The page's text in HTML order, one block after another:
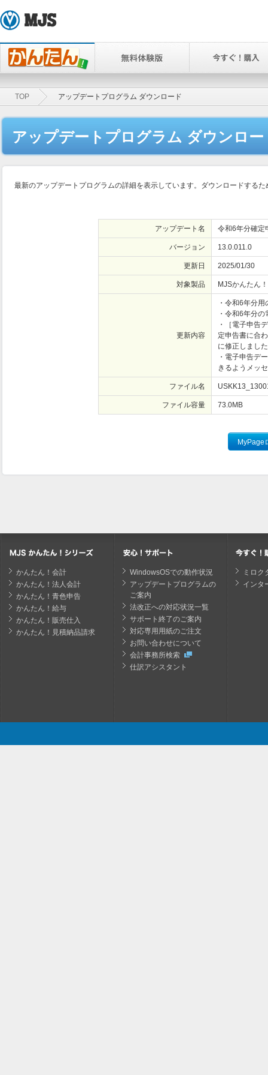
TOP アップデートプログラム ダウンロード
アップデートプログラム ダウンロー
最新のアップデートプログラムの詳細を表示しています。ダウンロードする
アップデート名 令和6年分確定
バージョン 13.0.011.0
更新日 2025/01/30
対象製品 MJSかんたん
更新内容
・令和6年分
・令和6年分
・［電子申告
定申告書に合
に修正しまし
・電子申告デ
きるようメッ
ファイル名
ファイル容量 73.0MB
かんたん！会計
かんたん！法人会計
かんたん！青色申告
かんたん！給与
かんたん！販売仕入
かんたん！見積納品請求
WindowsOSでの動作状況
アップデートプログラムの
ご案内
法改正への対応状況一覧
サポート終了のご案内
対応専用用紙のご注文
お問い合わせについて
会計事務所検索
仕訳アシスタント
ミロク
インタ